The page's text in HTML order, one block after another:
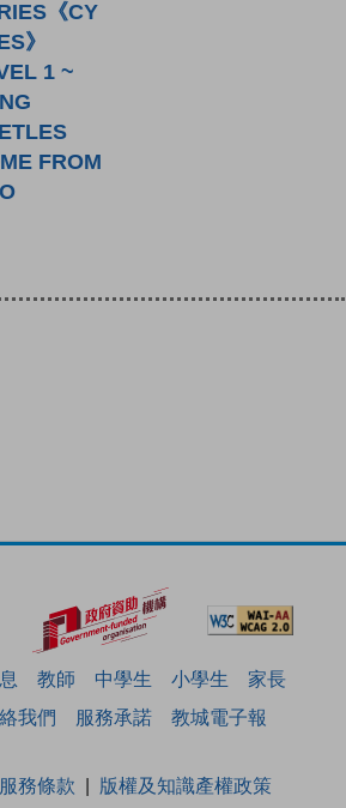
《CY
》
1 ~
FROM
教師 中學生 小學生
家長
我們 服務承諾 教城電子報
服務條款
版權及知識產權政策